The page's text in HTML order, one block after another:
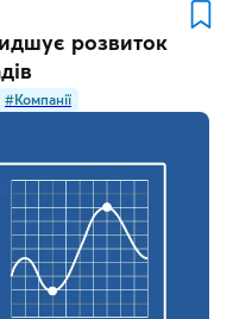
розвиток
#Компанії